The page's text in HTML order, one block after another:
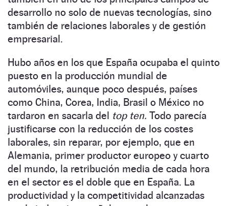
desarrollo no solo de nuevas tecnologías, sino
también de relaciones laborales y de gestión
empresarial.
Hubo años en los que España ocupaba el quinto
puesto en la producción mundial de
automóviles, aunque poco después, países
como China, Corea, India, Brasil o México no
tardaron en sacarla del top ten. Todo parecía
justificarse con la reducción de los costes
laborales, sin reparar, por ejemplo, que en
Alemania, primer productor europeo y cuarto
del mundo, la retribución media de cada hora
en el sector es el doble que en España. La
productividad y la competitividad alcanzadas